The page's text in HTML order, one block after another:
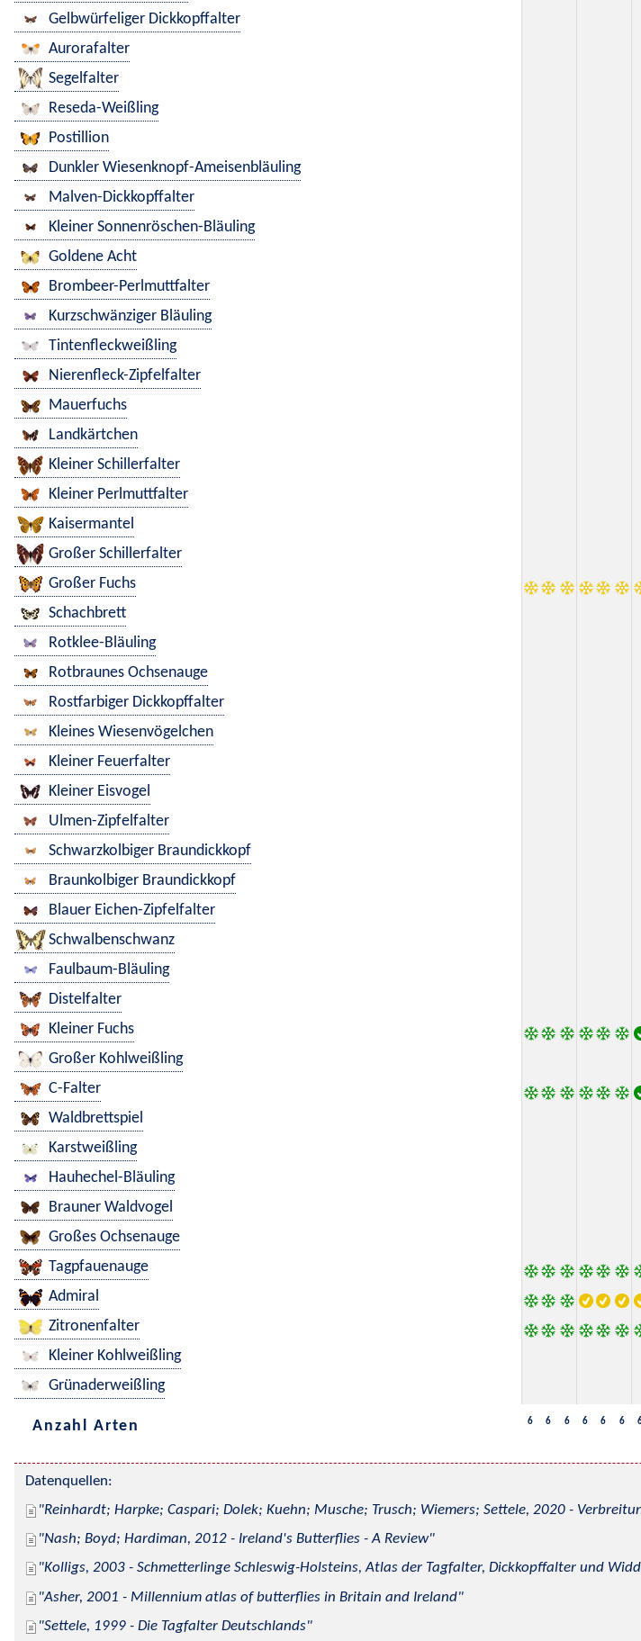
Gelbwürfeliger Dickkopffalter
Aurorafalter
Segelfalter
Reseda-Weißling
Postillion
Dunkler Wiesenknopf-Ameisenbläuling
Malven-Dickkopffalter
Kleiner Sonnenröschen-Bläuling
Goldene Acht
Brombeer-Perlmuttfalter
Kurzschwänziger Bläuling
Tintenfleckweißling
Nierenfleck-Zipfelfalter
Mauerfuchs
Landkärtchen
Kleiner Schillerfalter
Kleiner Perlmuttfalter
Kaisermantel
Großer Schillerfalter
Großer Fuchs
Schachbrett
Rotklee-Bläuling
Rotbraunes Ochsenauge
Rostfarbiger Dickkopffalter
Kleines Wiesenvögelchen
Kleiner Feuerfalter
Kleiner Eisvogel
Ulmen-Zipfelfalter
Schwarzkolbiger Braundickkopf
Braunkolbiger Braundickkopf
Blauer Eichen-Zipfelfalter
Schwalbenschwanz
Faulbaum-Bläuling
Distelfalter
Kleiner Fuchs
Großer Kohlweißling
C-Falter
Waldbrettspiel
Karstweißling
Hauhechel-Bläuling
Brauner Waldvogel
Großes Ochsenauge
Tagpfauenauge
Admiral
Zitronenfalter
Kleiner Kohlweißling
Grünaderweißling
Anzahl Arten 6 6 6 6 6 6
Datenquellen:
Reinhardt; Harpke; Caspari; Dolek; Kuehn; Musche; Trusch; Wiemers; Settele, 2020 -
Nash; Boyd; Hardiman, 2012 - Ireland's Butterflies - A Review
Kolligs, 2003 - Schmetterlinge Schleswig-Holsteins, Atlas der Tagfalter, Dickkopffalter und
Asher, 2001 - Millennium atlas of butterflies in Britain and Ireland
Settele, 1999 - Die Tagfalter Deutschlands